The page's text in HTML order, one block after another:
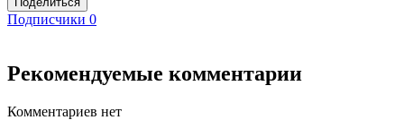
Подписчики 0
Рекомендуемые комментарии
Комментариев нет